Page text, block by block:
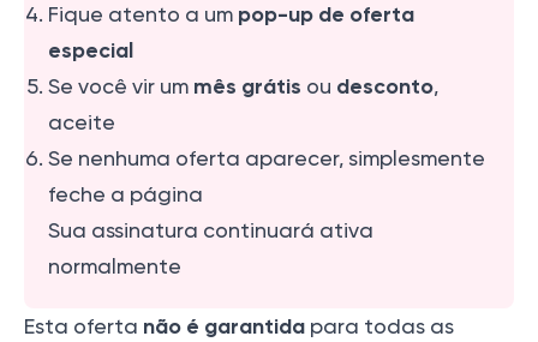
Fique atento a um pop-up de oferta
especial
Se você vir um mês grátis ou desconto,
aceite
Se nenhuma oferta aparecer, simplesmente
feche a página
Sua assinatura continuará ativa
normalmente
Esta oferta não é garantida para todas as